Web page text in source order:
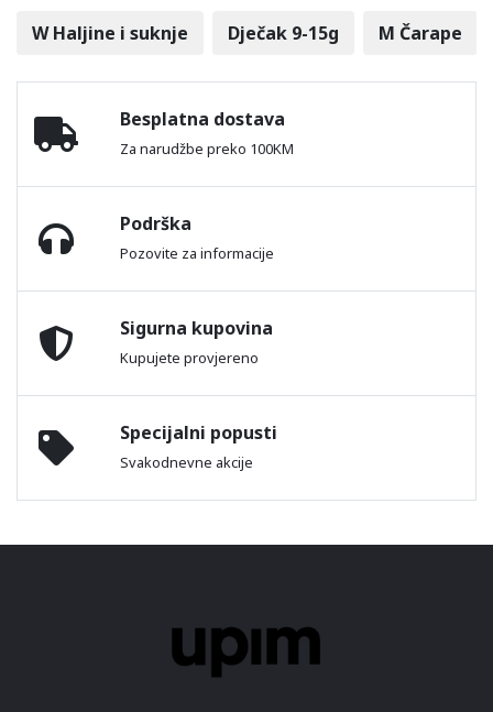
W Haljine i suknje Dječak 9-15g M Čarape
Besplatna dostava
Za narudžbe preko 100KM
Podrška
Pozovite za informacije
Sigurna kupovina
Kupujete provjereno
Specijalni popusti
Svakodnevne akcije